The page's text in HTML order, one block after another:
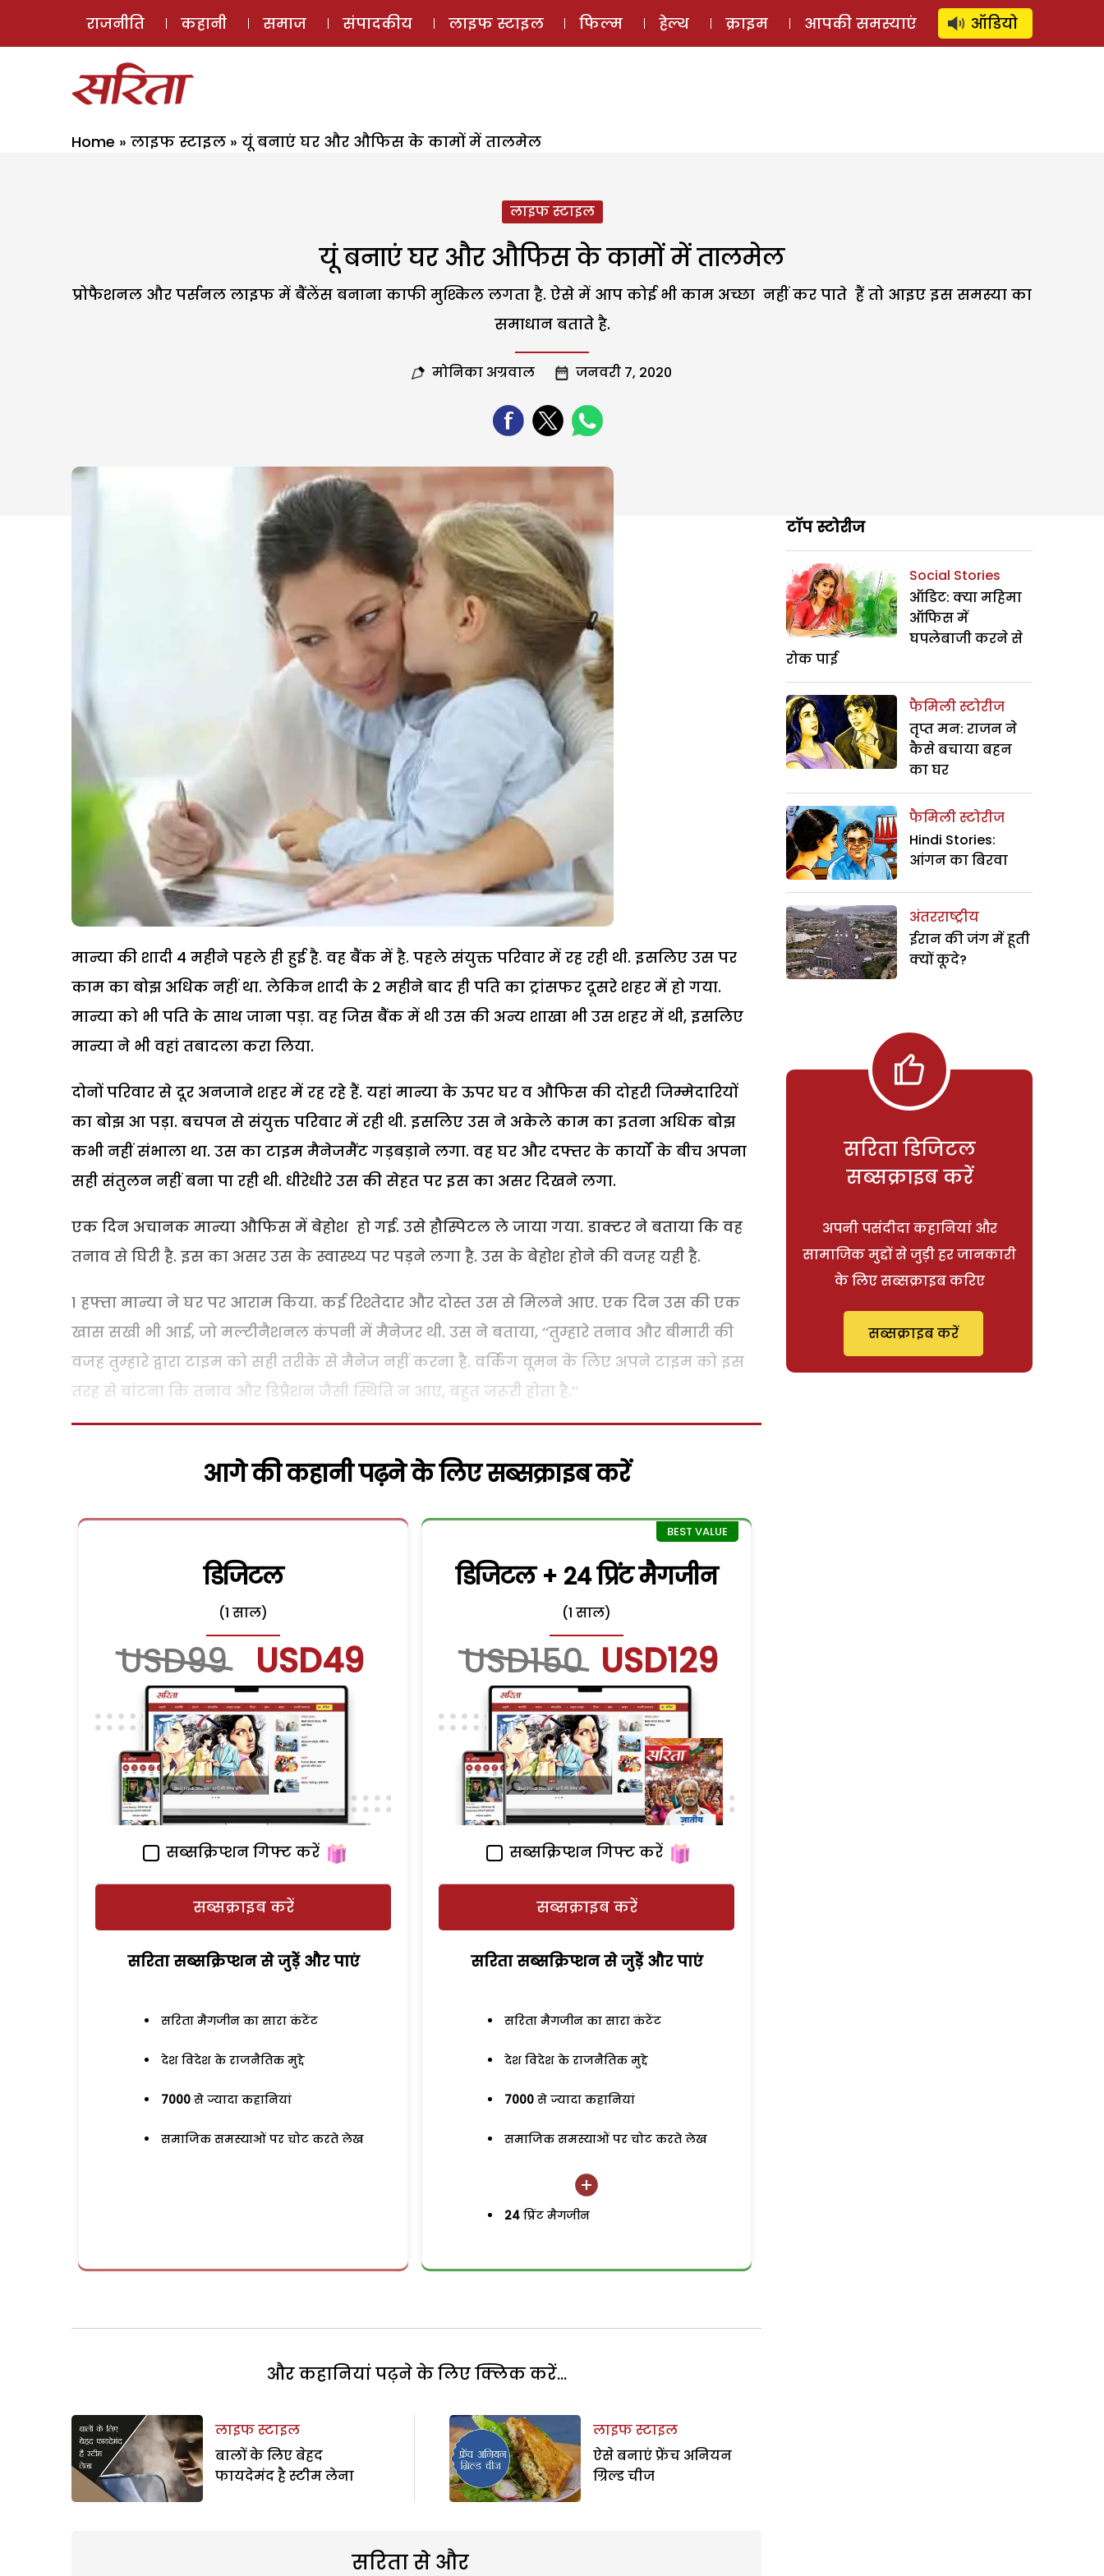
ई-मैगज़ीन ऑडियो स्टोरी लॉग इन ⚲ SUBSCRIBE
राजनीति कहानी समाज संपादकीय लाइफ स्टाइल फिल्म हेल्थ क्राइम आपकी समस्याएं ऑडियो
Home » लाइफ स्टाइल » यूं बनाएं घर और औफिस के कामों में तालमेल
लाइफ स्टाइल
यूं बनाएं घर और औफिस के कामों में तालमेल
प्रोफैशनल और पर्सनल लाइफ में बैंलेंस बनाना काफी मुश्किल लगता है. ऐसे में आप कोई भी काम अच्छा नहीं कर पाते हैं तो आइए इस समस्या का
समाधान बताते है.
मोनिका अग्रवाल जनवरी 7, 2020
मान्या की शादी 4 महीने पहले ही हुई है. वह बैंक में है. पहले संयुक्त परिवार में रह रही थी. इसलिए उस पर
काम का बोझ अधिक नहीं था. लेकिन शादी के 2 महीने बाद ही पति का ट्रांसफर दूसरे शहर में हो गया.
मान्या को भी पति के साथ जाना पड़ा. वह जिस बैंक में थी उस की अन्य शाखा भी उस शहर में थी, इसलिए
मान्या ने भी वहां तबादला करा लिया.
दोनों परिवार से दूर अनजाने शहर में रह रहे हैं. यहां मान्या के ऊपर घर व औफिस की दोहरी जिम्मेदारियों
का बोझ आ पड़ा. बचपन से संयुक्त परिवार में रही थी. इसलिए उस ने अकेले काम का इतना अधिक बोझ
कभी नहीं संभाला था. उस का टाइम मैनेजमैंट गड़बड़ाने लगा. वह घर और दफ्तर के कार्यों के बीच अपना
सही संतुलन नहीं बना पा रही थी. धीरेधीरे उस की सेहत पर इस का असर दिखने लगा.
एक दिन अचानक मान्या औफिस में बेहोश हो गई. उसे हौस्पिटल ले जाया गया. डाक्टर ने बताया कि वह
तनाव से घिरी है. इस का असर उस के स्वास्थ्य पर पड़ने लगा है. उस के बेहोश होने की वजह यही है.
1 हफ्ता मान्या ने घर पर आराम किया. कई रिश्तेदार और दोस्त उस से मिलने आए. एक दिन उस की एक
खास सखी भी आई, जो मल्टीनैशनल कंपनी में मैनेजर थी. उस ने बताया, ‘‘तुम्हारे तनाव और बीमारी की
वजह तुम्हारे द्वारा टाइम को सही तरीके से मैनेज नहीं करना है. वर्किंग वूमन के लिए अपने टाइम को इस
तरह से बांटना कि तनाव और डिप्रैशन जैसी स्थिति न आए, बहुत जरूरी होता है.’’
आगे की कहानी पढ़ने के लिए सब्सक्राइब करें
डिजिटल
(1 साल)
USD99 USD49
सब्सक्रिप्शन गिफ्ट करें
सब्सक्राइब करें
सरिता सब्सक्रिप्शन से जुड़ेें और पाएं
सरिता मैगजीन का सारा कंटेंट
देश विदेश के राजनैतिक मुद्दे
7000 से ज्यादा कहानियां
समाजिक समस्याओं पर चोट करते लेख
डिजिटल + 24 प्रिंट मैगजीन
(1 साल)
USD150 USD129
सब्सक्रिप्शन गिफ्ट करें
सब्सक्राइब करें
सरिता सब्सक्रिप्शन से जुड़ेें और पाएं
सरिता मैगजीन का सारा कंटेंट
देश विदेश के राजनैतिक मुद्दे
7000 से ज्यादा कहानियां
समाजिक समस्याओं पर चोट करते लेख
24 प्रिंट मैगजीन
और कहानियां पढ़ने के लिए क्लिक करें...
लाइफ स्टाइल
बालों के लिए बेहद
फायदेमंद है स्टीम लेना
लाइफ स्टाइल
ऐसे बनाएं फ्रेंच अनियन
ग्रिल्ड चीज
सरिता से और
टॉप स्टोरीज
Social Stories
ऑडिट: क्या महिमा
ऑफिस में
घपलेबाजी करने से
रोक पाई
फैमिली स्टोरीज
तृप्त मन: राजन ने
कैसे बचाया बहन
का घर
फैमिली स्टोरीज
Hindi Stories:
आंगन का बिरवा
अंतरराष्ट्रीय
ईरान की जंग में हूती
क्यों कूदे?
सरिता डिजिटल
सब्सक्राइब करें
अपनी पसंदीदा कहानियां और
सामाजिक मुद्दों से जुड़ी हर जानकारी
के लिए सब्सक्राइब करिए
सब्सक्राइब करें